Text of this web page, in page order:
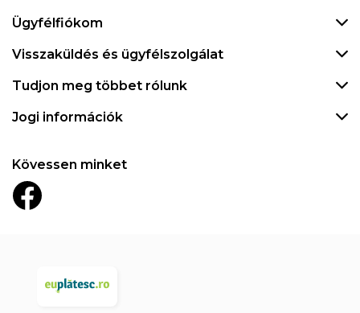
Ügyfélfiókom
Visszaküldés és ügyfélszolgálat
Tudjon meg többet rólunk
Jogi információk
Kövessen minket